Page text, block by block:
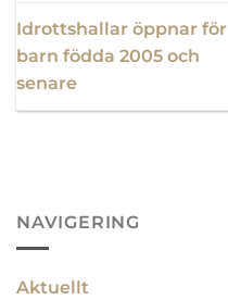
Idrottshallar öppnar för
barn födda 2005 och
senare
NAVIGERING
Aktuellt